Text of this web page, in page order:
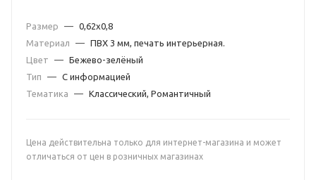
Размер — 0,62х0,8
Материал
— ПВХ 3 мм, печать интерьерная.
Цвет
— Бежево-зелёный
Тип
— С информацией
Тематика
— Классический, Романтичный
Цена действительна только для интернет-магазина и может
отличаться от цен в розничных магазинах